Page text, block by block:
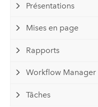
Présentations
Mises en page
Rapports
Workflow Manager
Tâches